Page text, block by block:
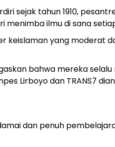
sejak tahun 1910,
menimba ilmu di sana
yang moderat
bahwa mereka
Lirboyo dan TRANS7
dan penuh